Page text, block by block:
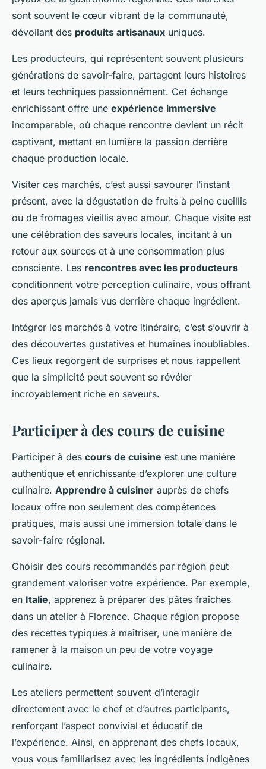
sont souvent le cœur vibrant de la communauté,
dévoilant des produits artisanaux uniques.
Les producteurs, qui représentent souvent plusieurs
générations de savoir-faire, partagent leurs histoires
et leurs techniques passionnément. Cet échange
enrichissant offre une expérience immersive
incomparable, où chaque rencontre devient un récit
captivant, mettant en lumière la passion derrière
chaque production locale.
Visiter ces marchés, c’est aussi savourer l’instant
présent, avec la dégustation de fruits à peine cueillis
ou de fromages vieillis avec amour. Chaque visite est
une célébration des saveurs locales, incitant à un
retour aux sources et à une consommation plus
consciente. Les rencontres avec les producteurs
conditionnent votre perception culinaire, vous offrant
des aperçus jamais vus derrière chaque ingrédient.
Intégrer les marchés à votre itinéraire, c’est s’ouvrir à
des découvertes gustatives et humaines inoubliables.
Ces lieux regorgent de surprises et nous rappellent
que la simplicité peut souvent se révéler
incroyablement riche en saveurs.
Participer à des cours de cuisine
Participer à des cours de cuisine est une manière
authentique et enrichissante d’explorer une culture
culinaire. Apprendre à cuisiner auprès de chefs
locaux offre non seulement des compétences
pratiques, mais aussi une immersion totale dans le
savoir-faire régional.
Choisir des cours recommandés par région peut
grandement valoriser votre expérience. Par exemple,
en Italie, apprenez à préparer des pâtes fraîches
dans un atelier à Florence. Chaque région propose
des recettes typiques à maîtriser, une manière de
ramener à la maison un peu de votre voyage
culinaire.
Les ateliers permettent souvent d’interagir
directement avec le chef et d’autres participants,
renforçant l’aspect convivial et éducatif de
l’expérience. Ainsi, en apprenant des chefs locaux,
vous vous familiarisez avec les ingrédients indigènes